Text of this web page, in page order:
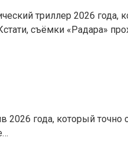
триллер 2026 года,
съёмки «Радара»
2026 года, который